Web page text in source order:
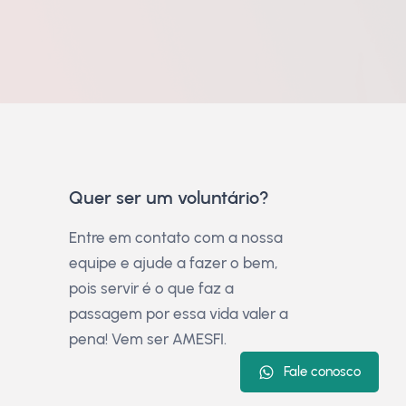
Quer ser um voluntário?
Entre em contato com a nossa
equipe e ajude a fazer o bem,
pois servir é o que faz a
passagem por essa vida valer a
pena! Vem ser AMESFI.
Fale conosco